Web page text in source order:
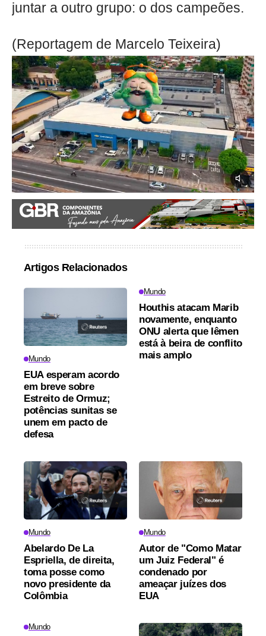
juntar a outro grupo: o dos campeões.
(Reportagem de Marcelo Teixeira)
Artigos Relacionados
Mundo
EUA esperam acordo
em breve sobre
Estreito de Ormuz;
potências sunitas se
unem em pacto de
defesa
Mundo
Houthis atacam Marib
novamente, enquanto
ONU alerta que Iêmen
está à beira de conflito
mais amplo
Mundo
Abelardo De La
Espriella, de direita,
toma posse como
novo presidente da
Colômbia
Mundo
Autor de "Como Matar
um Juiz Federal" é
condenado por
ameaçar juízes dos
EUA
Mundo